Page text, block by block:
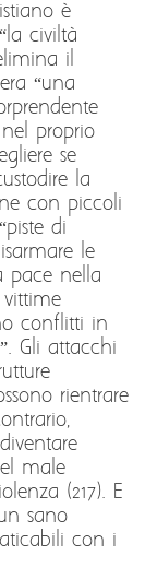
è
civiltà
il
“una
nel proprio
se
la
con piccoli
di
le
pace nella
vittime
conflitti in
Gli attacchi
rientrare
male
(217). E
sano
con i